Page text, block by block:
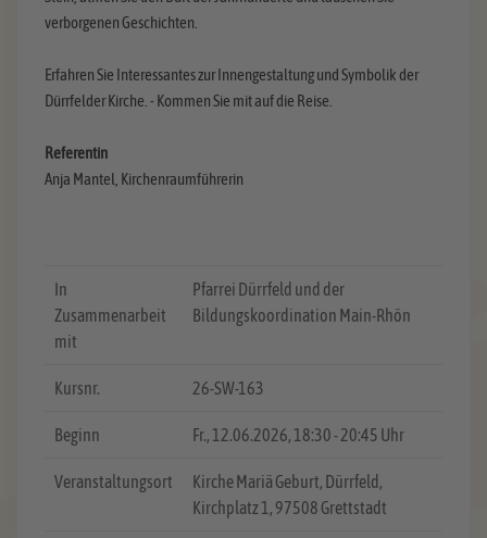
verborgenen Geschichten.
Erfahren Sie Interessantes zur Innengestaltung und Symbolik der
Dürrfelder Kirche. - Kommen Sie mit auf die Reise.
Referentin
Anja Mantel, Kirchenraumführerin
In
Zusammenarbeit
mit
Pfarrei Dürrfeld und der
Bildungskoordination Main-Rhön
Kursnr. 26-SW-163
Beginn Fr. , 12.06.2026, 18:30 - 20:45 Uhr
Veranstaltungsort
Kirche Mariä Geburt, Dürrfeld,
Kirchplatz 1, 97508 Grettstadt